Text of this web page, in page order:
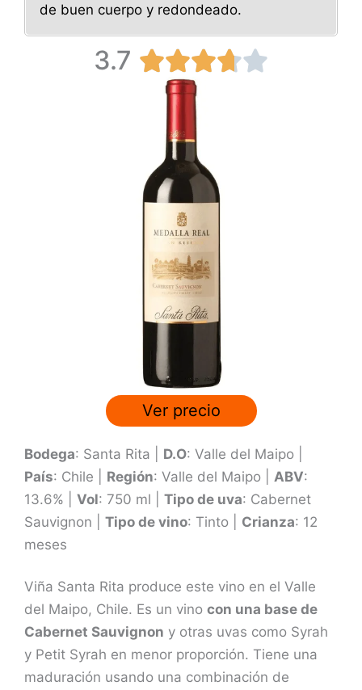
de buen cuerpo y redondeado.
3.7 
Ver precio
Bodega: Santa Rita | D.O: Valle del Maipo |
País: Chile | Región: Valle del Maipo | ABV:
13.6% | Vol: 750 ml | Tipo de uva: Cabernet
Sauvignon | Tipo de vino: Tinto | Crianza: 12
meses
Viña Santa Rita produce este vino en el Valle
del Maipo, Chile. Es un vino con una base de
Cabernet Sauvignon y otras uvas como Syrah
y Petit Syrah en menor proporción. Tiene una
maduración usando una combinación de